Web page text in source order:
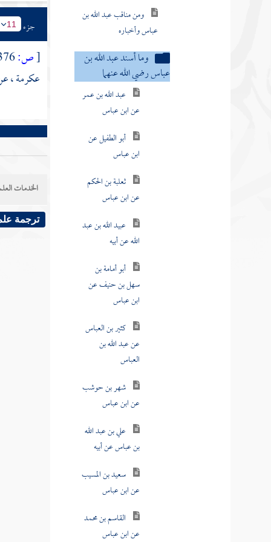
ومن مناقب عبد الله بن
عباس وأخباره
وما أسند عبد الله بن
عباس رضي الله عنهما
عبد الله بن عمر
عن ابن عباس
أبو الطفيل عن
ابن عباس
ثعلبة بن الحكم
عن ابن عباس
عبيد الله بن عبد
الله عن أبيه
أبو أمامة بن
سهل بن حنيف عن
ابن عباس
كثير بن العباس
عن عبد الله بن
العباس
شهر بن حوشب
عن ابن عباس
علي بن عبد الله
بن عباس عن أبيه
سعيد بن المسيب
عن ابن عباس
القاسم بن محمد
عن ابن عباس
جزء 11
[ص:376 ]
عكرمة،
الخدمات
ترجمة